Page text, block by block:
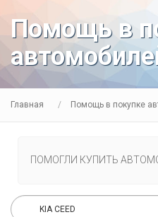
Помощь в
Главная Помощь в покупке
ПОМОГЛИ КУПИТЬ